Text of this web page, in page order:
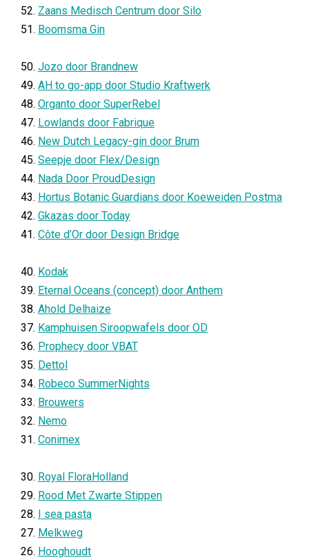
52. Zaans Medisch Centrum door Silo
51. Boomsma Gin
50. Jozo door Brandnew
49. AH to go-app door Studio Kraftwerk
48. Organto door SuperRebel
47. Lowlands door Fabrique
46. New Dutch Legacy-gin door Brum
45. Seepje door Flex/Design
44. Nada Door ProudDesign
43. Hortus Botanic Guardians door Koeweiden Postma
42. Gkazas door Today
41. Côte d’Or ​door Design Bridge
40. Kodak
39. Eternal Oceans (concept) door Anthem
38. Ahold Delhaize
37. Kamphuisen Siroopwafels door OD
36. Prophecy door VBAT
35. Dettol
34. Robeco SummerNights
33. Brouwers
32. Nemo
31. Conimex
30. Royal FloraHolland
29. Rood Met Zwarte Stippen
28. I sea pasta
27. Melkweg
26. Hooghoudt